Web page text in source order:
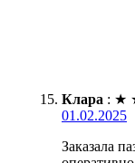
Клара : ★
01.02.2025
Заказала